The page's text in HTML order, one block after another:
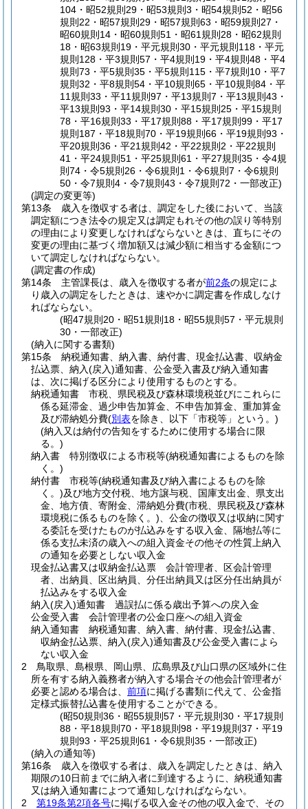
104・昭52規則29・昭53規則3・昭54規則52・昭56
規則22・昭57規則29・昭57規則63・昭59規則27・
昭60規則14・昭60規則51・昭61規則28・昭62規則
18・昭63規則19・平元規則30・平元規則118・平元
規則128・平3規則57・平4規則19・平4規則48・平4
規則73・平5規則35・平5規則115・平7規則10・平7
規則32・平8規則54・平10規則65・平10規則84・平
11規則33・平11規則97・平13規則7・平13規則43・
平13規則93・平14規則30・平15規則25・平15規則
78・平16規則33・平17規則88・平17規則99・平17
規則187・平18規則70・平19規則66・平19規則93・
平20規則36・平21規則42・平22規則2・平22規則
41・平24規則51・平25規則61・平27規則35・令4規
則74・令5規則26・令6規則1・令6規則7・令6規則
50・令7規則4・令7規則43・令7規則72・一部改正)
(調定の変更等)
第13条
歳入を徴収する者は、調定をした後において、当該
調定額につき法令の規定又は調定もれその他の誤り等特別
の理由により変更しなければならないときは、直ちにその
変更の理由に基づく増加額又は減少額に相当する金額につ
いて調定しなければならない。
(調定書の作成)
第14条
主管課長は、歳入を徴収する者が前2条の規定によ
り歳入の調定をしたときは、速やかに調定書を作成しなけ
ればならない。
(昭47規則20・昭51規則18・昭55規則57・平元規則
30・一部改正)
(納入に関する書類)
第15条
納税通知書、納入書、納付書、現金払込書、収納金
払込票、納入(戻入)通知書、公金受入書及び納入通知書
は、次に掲げる区分により使用するものとする。
納税通知書 市税、県民税及び森林環境税並びにこれらに
係る延滞金、過少申告加算金、不申告加算金、重加算金
及び滞納処分費(別表を除き、以下「市税等」という。)
(納入又は納付の告知をするために使用する場合に限
る。)
納入書 特別徴収による市税等(納税通知書によるものを除
く。)
納付書 市税等(納税通知書及び納入書によるものを除
く。)及び地方交付税、地方譲与税、国庫支出金、県支出
金、地方債、寄附金、滞納処分費(市税、県民税及び森林
環境税に係るものを除く。) 、公金の徴収又は収納に関す
る委託を受けたものが払込みをする収入金、隔地払等に
係る支払未済の歳入への組入資金その他その性質上納入
の通知を必要としない収入金
現金払込書又は収納金払込票 会計管理者、区会計管理
者、出納員、区出納員、分任出納員又は区分任出納員が
払込みをする収入金
納入(戻入)通知書 過誤払に係る歳出予算への戻入金
公金受入書 会計管理者の公金口座への組入資金
納入通知書 納税通知書、納入書、納付書、現金払込書、
収納金払込票、納入(戻入)通知書及び公金受入書によら
ない収入金
2
鳥取県、島根県、岡山県、広島県及び山口県の区域外に住
所を有する納入義務者が納入する場合その他会計管理者が
必要と認める場合は、 前項に掲げる書類に代えて、公金指
定様式振替払込書を使用することができる。
(昭50規則36・昭55規則57・平元規則30・平17規則
88・平18規則70・平18規則98・平19規則37・平19
規則93・平25規則61・令6規則35・一部改正)
(納入の通知等)
第16条
歳入を徴収する者は、歳入を調定したときは、納入
期限の10日前までに納入者に到達するように、納税通知書
又は納入通知書によつて通知しなければならない。
2
第19条第2項各号に掲げる収入金その他の収入金で、その